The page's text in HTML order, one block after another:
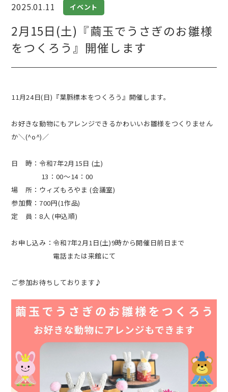
2025.01.11 イベント
2月15日(土)『繭玉でうさぎのお雛様
をつくろう』開催します
11月24日(日)『葉脈標本をつくろう』開催します。
お好きな動物にもアレンジできるかわいいお雛様をつくりません
か＼(^o^)／
日 時：令和7年2月15日 (土)
13：00～14：00
場 所：ウィズもろやま (会議室)
参加費：700円(1作品)
定 員：8人 (申込順)
お申し込み：令和7年2月1日(土)9時から開催日前日まで
電話または来館にて
ご参加お待ちしております♪